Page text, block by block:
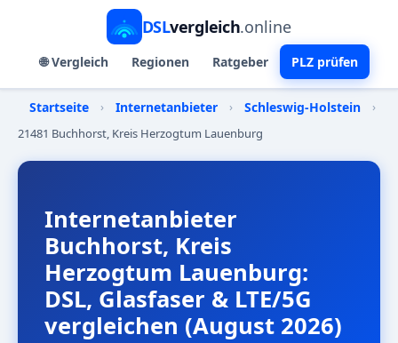
DSLvergleich.online
🌐 Vergleich Regionen Ratgeber PLZ prüfen
Startseite › Internetanbieter › Schleswig-Holstein
›
21481 Buchhorst, Kreis Herzogtum Lauenburg
Internetanbieter
Buchhorst, Kreis
Herzogtum Lauenburg:
DSL, Glasfaser & LTE/5G
vergleichen (August 2026)